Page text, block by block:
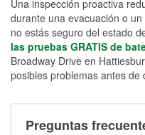
Una inspección proactiva
durante una evacuación o
no estás seguro del estado
las pruebas GRATIS de
Broadway Drive en
posibles problemas antes de
Preguntas